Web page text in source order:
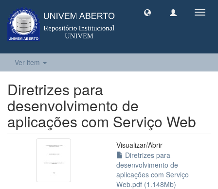
Ver item
Diretrizes para
desenvolvimento de
aplicações com Serviço Web
Visualizar/Abrir
Diretrizes para
desenvolvimento de
aplicações com Serviço
Web.pdf (1.148Mb)